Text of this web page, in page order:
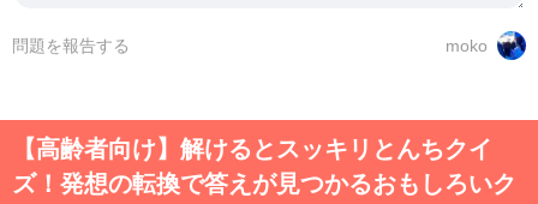
moko
問題を報告する
【高齢者向け】解けるとスッキリとんちクイ
ズ！発想の転換で答えが見つかるおもしろいク